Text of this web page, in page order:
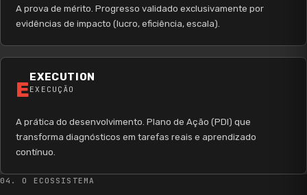
A prova de mérito. Progresso validado exclusivamente por
evidências de impacto (lucro, eficiência, escala).
E
EXECUTION
EXECUÇÃO
A prática do desenvolvimento. Plano de Ação (PDI) que
transforma diagnósticos em tarefas reais e aprendizado
contínuo.
04. O ECOSSISTEMA